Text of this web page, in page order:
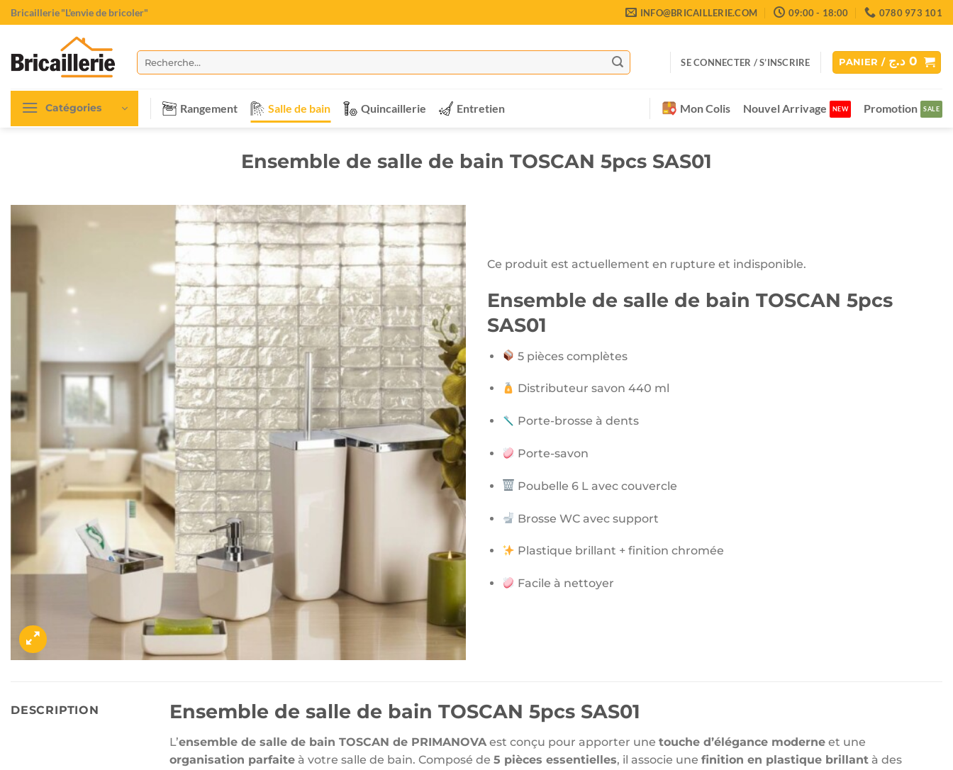
Passer
au
Bricaillerie "L'envie de bricoler" INFO@BRICAILLERIE.COM 09:00 - 18:00 0780 973 101
Recherche
pour :
SE CONNECTER / S’INSCRIRE PANIER / 0 د.ج
Catégories Rangement Salle de bain Quincaillerie Entretien Mon Colis Nouvel Arrivage Promotion
Ensemble de salle de bain TOSCAN 5pcs SAS01
Ce produit est actuellement en rupture et indisponible.
Ensemble de salle de bain TOSCAN 5pcs
SAS01
5 pièces complètes
Distributeur savon 440 ml
Porte-brosse à dents
Porte-savon
Poubelle 6 L avec couvercle
Brosse WC avec support
Plastique brillant + finition chromée
Facile à nettoyer
DESCRIPTION Ensemble de salle de bain TOSCAN 5pcs SAS01
L’ensemble de salle de bain TOSCAN de PRIMANOVAest conçu pour apporter une touche d’élégance moderne et une
organisation parfaite à votre salle de bain. Composé de 5 pièces essentielles, il associe une finition en plastique brillant à des